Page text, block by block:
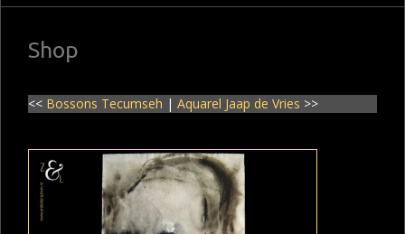
Shop
<< Bossons Tecumseh | Aquarel Jaap de Vries >>